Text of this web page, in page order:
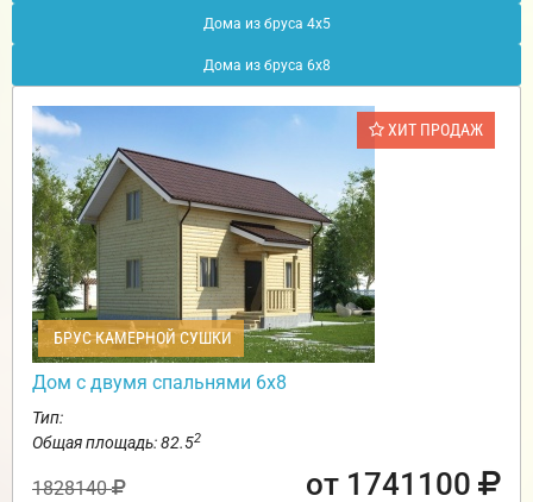
Дома из бруса 4х5
Дома из бруса 6х8
ХИТ ПРОДАЖ
БРУС КАМЕРНОЙ СУШКИ
Дом с двумя спальнями 6х8
Тип:
Общая площадь: 82.52
1828140 от 1741100